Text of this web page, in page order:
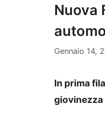
Nuova
Gennaio 14,
In prima
giovinezza